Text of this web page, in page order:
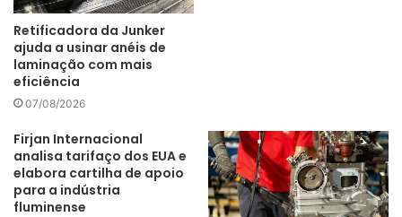
operacionais e monitoramento online por meio da
digitalização – requisitos fundamentais para a mineração
moderna”, afirma Flávio Tavares, gerente da área de
serviços da Plant Technology no Brasil.
HPGR Pro mineradoras
prensa de rolos thyssenkrupp
Retificadora da Junker
ajuda a usinar anéis de
laminação com mais
eficiência
07/08/2026
Firjan Internacional
analisa tarifaço dos EUA e
elabora cartilha de apoio
para a indústria
fluminense